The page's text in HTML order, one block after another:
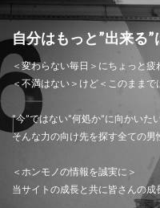
自分はもっと”出来る”
＜変わらない毎日＞にちょっと疲
＜不満はない＞けど＜このまま
”今”ではない”何処か”に向かいた
そんな力の向け先を探す全ての男
＜ホンモノの情報を誠実に＞
当サイトの成長と共に皆さんの